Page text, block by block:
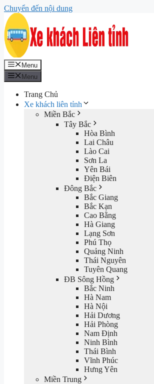
Chuyển đến nội dung
Menu
Menu
Trang Chủ
Xe khách liên tỉnh
Miền Bắc
Tây Bắc
Hòa Bình
Lai Châu
Lào Cai
Sơn La
Yên Bái
Điện Biên
Đông Bắc
Bắc Giang
Bắc Kạn
Cao Bằng
Hà Giang
Lạng Sơn
Phú Thọ
Quảng Ninh
Thái Nguyên
Tuyên Quang
ĐB Sông Hồng
Bắc Ninh
Hà Nam
Hà Nội
Hải Dương
Hải Phòng
Nam Định
Ninh Bình
Thái Bình
Vĩnh Phúc
Hưng Yên
Miền Trung